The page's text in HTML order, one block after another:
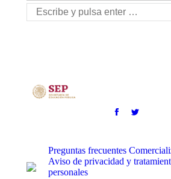
Buscar:
Preguntas frecuentes
Aviso de privacidad y
personales